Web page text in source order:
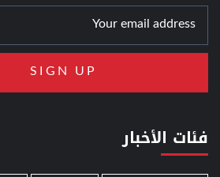
فئات الأخبار